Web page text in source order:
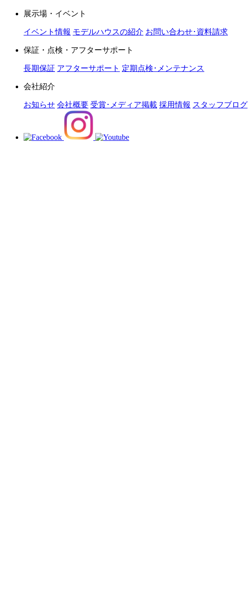
展示場・イベント
イベント情報 モデルハウスの紹介 お問い合わせ･資料請求
保証・点検・アフターサポート
長期保証 アフターサポート 定期点検･メンテナンス
会社紹介
お知らせ 会社概要 受賞･メディア掲載 採用情報 スタッフブログ